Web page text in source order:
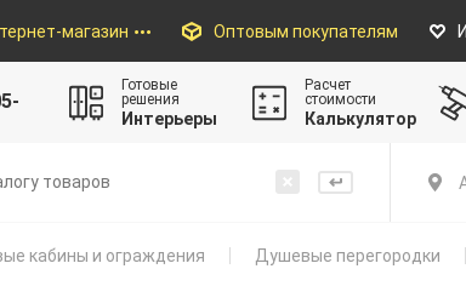
магазин Оптовым покупателям
Готовые
решения
Интерьеры
Расчет
стоимости
Калькулятор
кабины и ограждения Душевые перегородки